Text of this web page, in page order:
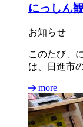
にっしん
お知らせ
このたび、
は、日進市
more